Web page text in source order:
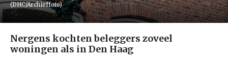
(DHC/Archieffoto)
Nergens kochten beleggers zoveel
woningen als in Den Haag